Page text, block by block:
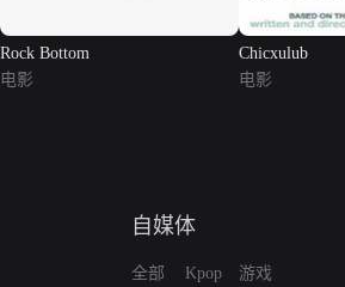
Rock Bottom
电影
Chicxulub
电影
自媒体
全部
Kpop
游戏